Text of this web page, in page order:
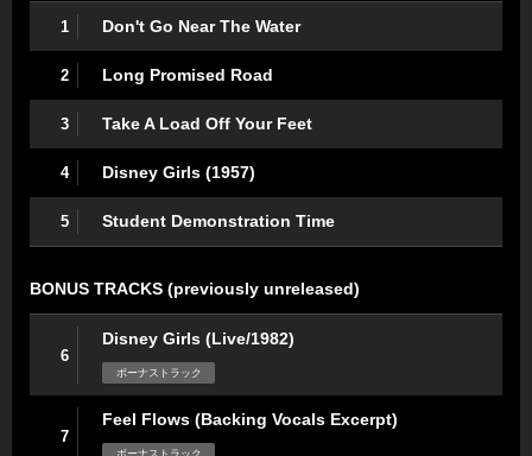
1 Don't Go Near The Water
2 Long Promised Road
3 Take A Load Off Your Feet
4 Disney Girls (1957)
5 Student Demonstration Time
BONUS TRACKS (previously unreleased)
6
Disney Girls (Live/1982)
ボーナストラック
7
Feel Flows (Backing Vocals Excerpt)